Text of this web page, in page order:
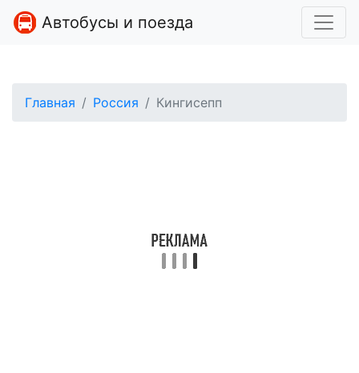
Автобусы и поезда
Главная Россия Кингисепп